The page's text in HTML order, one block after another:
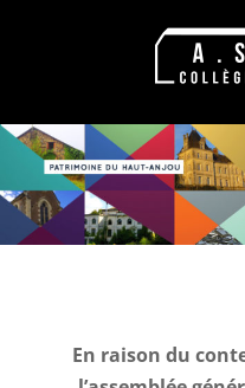
En raison du